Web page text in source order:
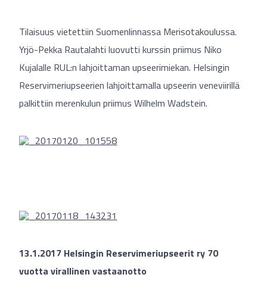
Tilaisuus vietettiin Suomenlinnassa Merisotakoulussa.
Yrjö-Pekka Rautalahti luovutti kurssin priimus Niko
Kujalalle RUL:n lahjoittaman upseerimiekan. Helsingin
Reservimeriupseerien lahjoittamalla upseerin veneviirillä
palkittiin merenkulun priimus Wilhelm Wadstein.
13.1.2017 Helsingin Reservimeriupseerit ry 70
vuotta virallinen vastaanotto